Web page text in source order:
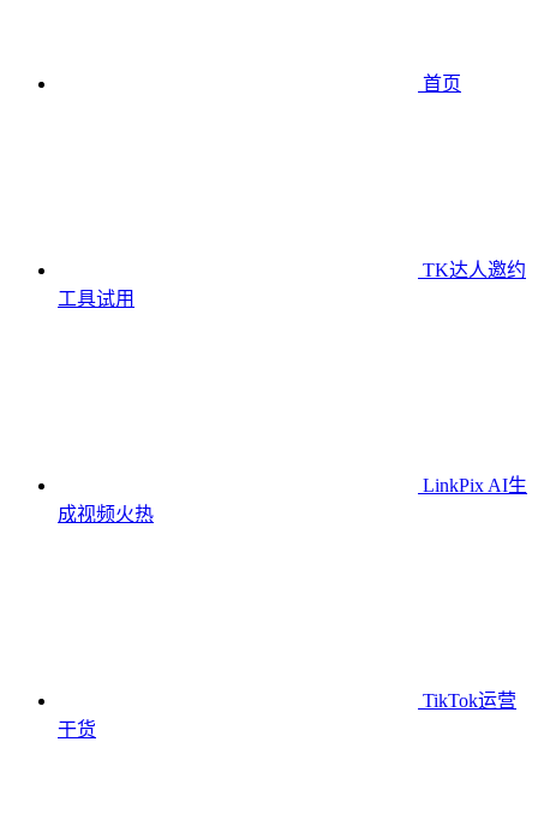
首页
TK达人邀约
工具试用
LinkPix AI生
成视频火热
TikTok运营
干货